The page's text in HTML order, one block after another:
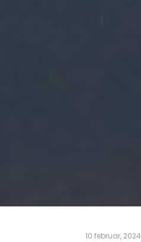
10 februar, 2024